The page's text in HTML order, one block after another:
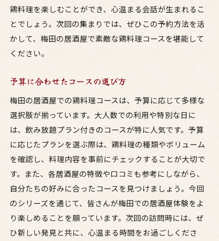
鶏料理を楽しむことができ、心温まる会話が生まれるこ
とでしょう。次回の集まりでは、ぜひこの予約方法を活
かして、梅田の居酒屋で素敵な鶏料理コースを堪能して
ください。
予算に合わせたコースの選び方
梅田の居酒屋での鶏料理コースは、予算に応じて多様な
選択肢が揃っています。大人数での利用や特別な日に
は、飲み放題プラン付きのコースが特に人気です。予算
に応じたプランを選ぶ際は、鶏料理の種類やボリューム
を確認し、料理内容を事前にチェックすることが大切で
す。また、各居酒屋の特徴や口コミも参考にしながら、
自分たちの好みに合ったコースを見つけましょう。今回
のシリーズを通じて、皆さんが梅田での居酒屋体験をよ
り楽しめることを願っています。次回の訪問時には、ぜ
ひ新しい発見と共に、心温まる時間をお過ごしくださ